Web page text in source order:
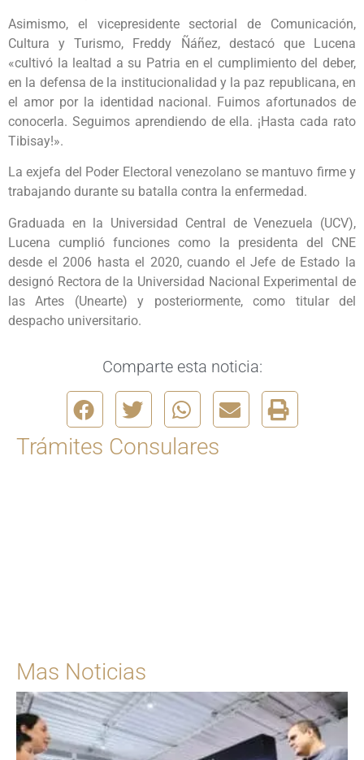
Asimismo, el vicepresidente sectorial de Comunicación,
Cultura y Turismo, Freddy Ñáñez, destacó que Lucena
«cultivó la lealtad a su Patria en el cumplimiento del deber,
en la defensa de la institucionalidad y la paz republicana, en
el amor por la identidad nacional. Fuimos afortunados de
conocerla. Seguimos aprendiendo de ella. ¡Hasta cada rato
Tibisay!».
La exjefa del Poder Electoral venezolano se mantuvo firme y
trabajando durante su batalla contra la enfermedad.
Graduada en la Universidad Central de Venezuela (UCV),
Lucena cumplió funciones como la presidenta del CNE
desde el 2006 hasta el 2020, cuando el Jefe de Estado la
designó Rectora de la Universidad Nacional Experimental de
las Artes (Unearte) y posteriormente, como titular del
despacho universitario.
Comparte esta noticia:
Trámites Consulares
Mas Noticias